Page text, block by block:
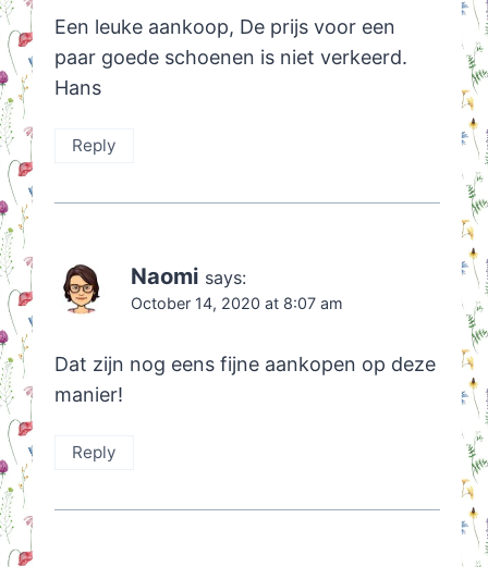
Een leuke aankoop, De prijs voor een
paar goede schoenen is niet verkeerd.
Hans
Reply
Naomi says:
October 14, 2020 at 8:07 am
Dat zijn nog eens fijne aankopen op deze
manier!
Reply